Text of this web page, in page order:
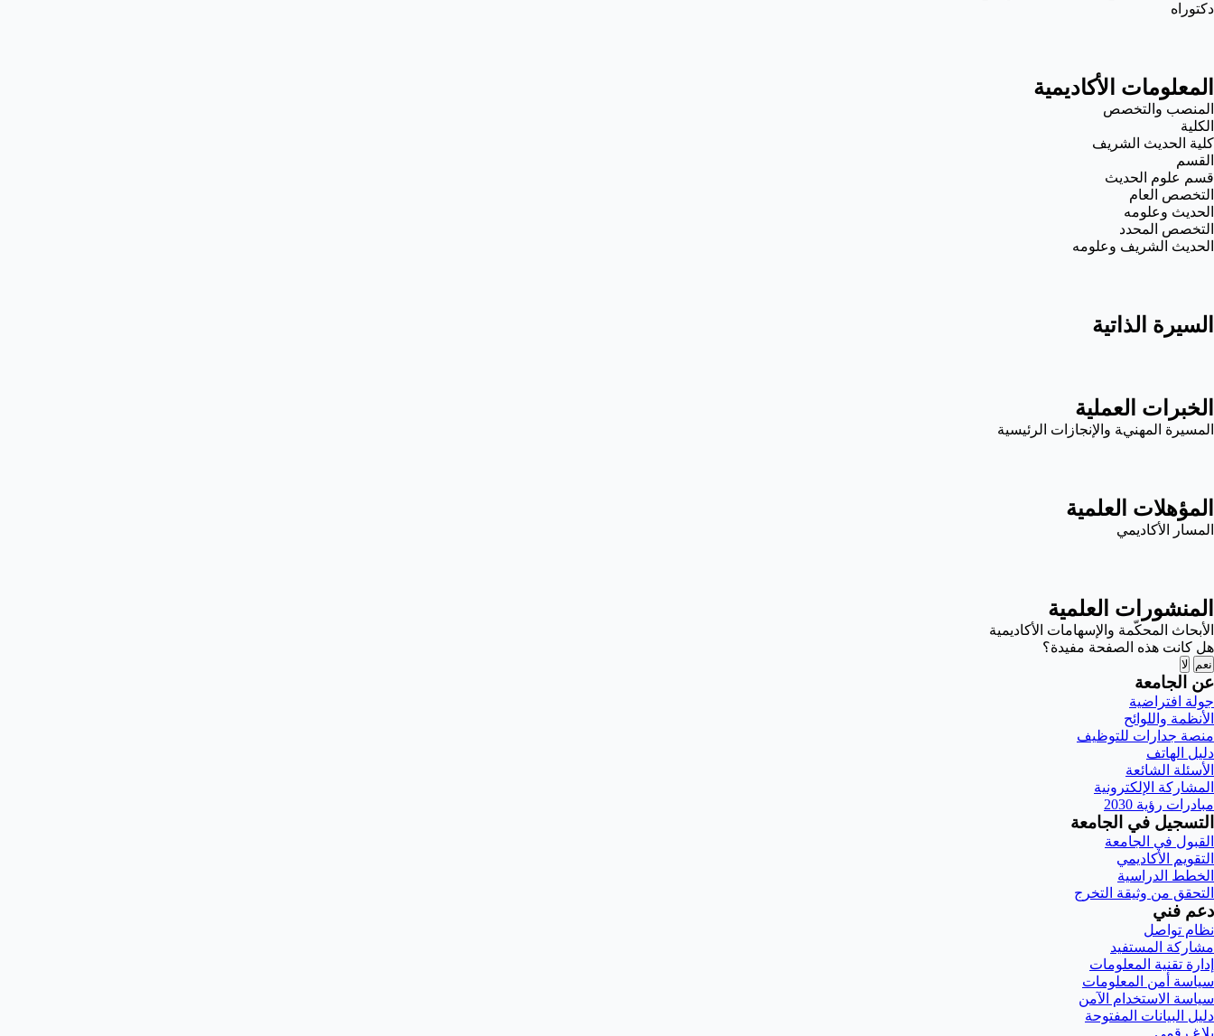
دكتوراه
المعلومات الأكاديمية
المنصب والتخصص
الكلية
كلية الحديث الشريف
القسم
قسم علوم الحديث
التخصص العام
الحديث وعلومه
التخصص المحدد
الحديث الشريف وعلومه
السيرة الذاتية
الخبرات العملية
المسيرة المهنية والإنجازات الرئيسية
المؤهلات العلمية
المسار الأكاديمي
المنشورات العلمية
الأبحاث المحكّمة والإسهامات الأكاديمية
هل كانت هذه الصفحة مفيدة؟
نعم لا
عن الجامعة
جولة افتراضية
الأنظمة واللوائح
منصة جدارات للتوظيف
دليل الهاتف
الأسئلة الشائعة
المشاركة الإلكترونية
مبادرات رؤية 2030
التسجيل في الجامعة
القبول في الجامعة
التقويم الأكاديمي
الخطط الدراسية
التحقق من وثيقة التخرج
دعم فني
نظام تواصل
مشاركة المستفيد
إدارة تقنية المعلومات
سياسة أمن المعلومات
سياسة الاستخدام الآمن
دليل البيانات المفتوحة
بلاغ رقمي